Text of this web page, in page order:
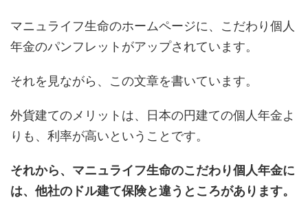
マニュライフ生命のホームページに、こだわり個人
年金のパンフレットがアップされています。
それを見ながら、この文章を書いています。
外貨建てのメリットは、日本の円建ての個人年金よ
りも、利率が高いということです。
それから、マニュライフ生命のこだわり個人年金に
は、他社のドル建て保険と違うところがあります。